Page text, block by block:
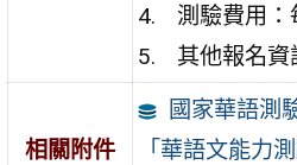
測驗費用：
其他報名資
相關附件
國家華語測
「華語文能力